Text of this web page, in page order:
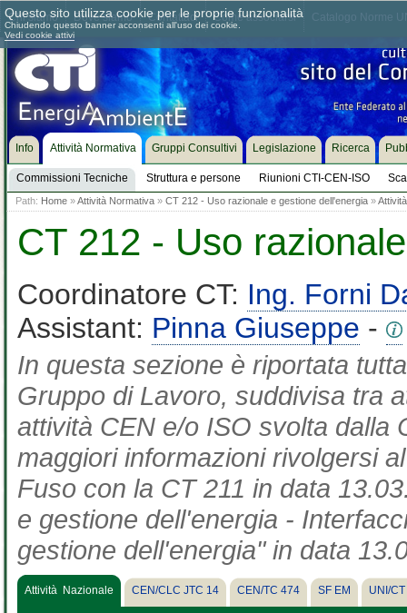
Chi siamo Dove siamo Contattaci Come associarsi
Info Attività Normativa
Commissioni Tecniche Struttura e persone Riunioni CTI-CEN-ISO
Gruppi Consultivi Legislazione Ricerca
Path: Home »Attività Normativa » CT 212 - Uso razionale e gestione dell'energia »
CT 212 - Uso
Coordinatore CT: Ing. Forni
Assistant: Pinna Giuseppe -
In questa sezione è riportata
Gruppo di Lavoro, suddivisa tra
attività CEN e/o ISO svolta dalla
maggiori informazioni rivolgersi
Fuso con la CT 211 in data
e gestione dell'energia -
gestione dell'energia" in data
Attività Nazionale CEN/CLC JTC 14 CEN/TC 474 SF EM UNI/
Questo sito utilizza cookie per le proprie funzionalità
Chiudendo questo banner acconsenti all'uso dei cookie.
Vedi cookie attivi